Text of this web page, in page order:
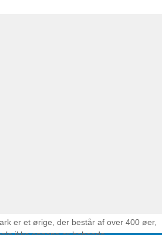
er et ørige, der består af over 400 øer,